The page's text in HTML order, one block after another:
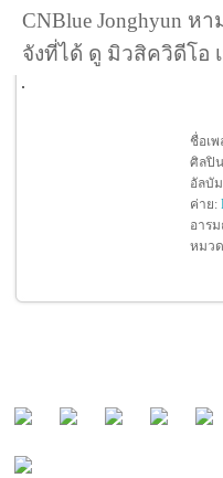
CNBlue Jonghyun ห
จังที่ได้ ดู มิวสิควิดีโอ
ชื่อเพ
ศิลปิ
อัลบั
ค่าย:
อาร
หมว